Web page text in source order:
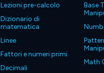
Lezioni pre-calcolo
Dizionario di
matematica
Linee
Fattori e numeri primi
Decimali
Base
Math